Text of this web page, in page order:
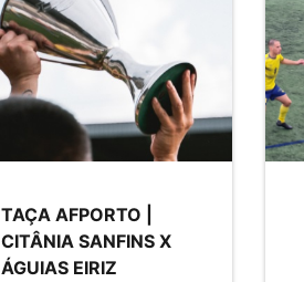
TAÇA AFPORTO |
CITÂNIA SANFINS X
ÁGUIAS EIRIZ